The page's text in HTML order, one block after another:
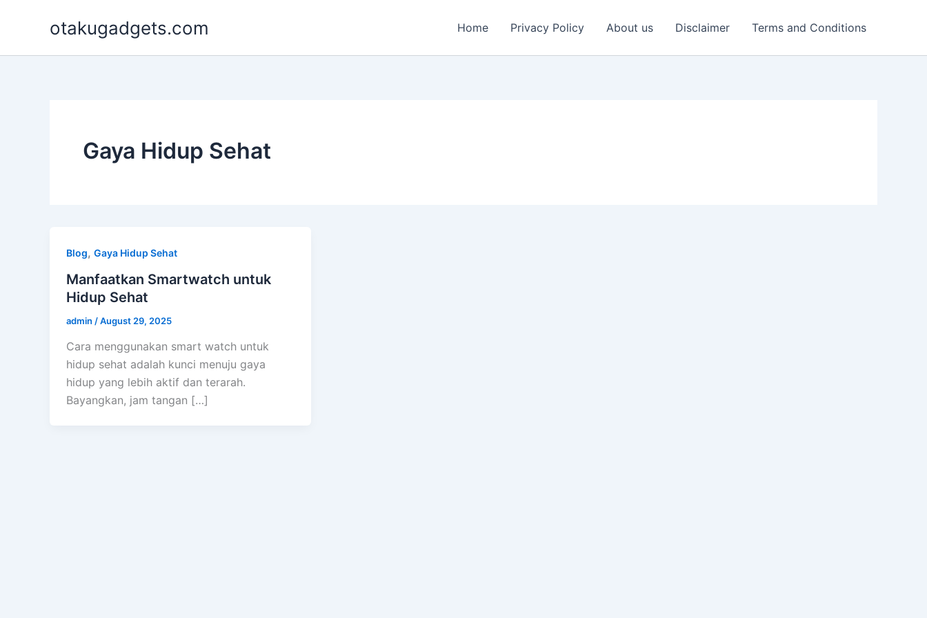
otakugadgets.com Home Privacy Policy About us Disclaimer Terms and Conditions
Gaya Hidup Sehat
Blog, Gaya Hidup Sehat
Manfaatkan Smartwatch untuk
Hidup Sehat
admin /August 29, 2025
Cara menggunakan smart watch untuk
hidup sehat adalah kunci menuju gaya
hidup yang lebih aktif dan terarah.
Bayangkan, jam tangan […]